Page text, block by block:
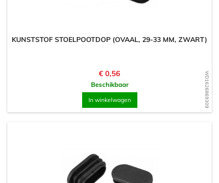
WD1626869309
KUNSTSTOF STOELPOOTDOP (OVAAL, 29-33 MM, ZWART)
Prijs
€ 0,56
Beschikbaar
In winkelwagen